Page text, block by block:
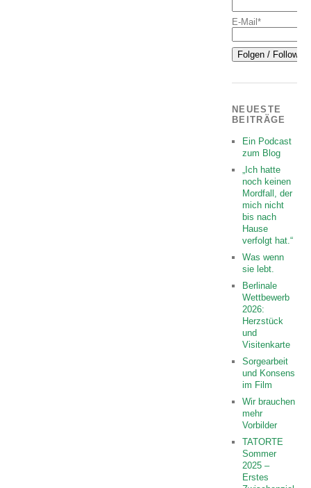
E-Mail*
NEUESTE
BEITRÄGE
Ein Podcast
zum Blog
„Ich hatte
noch keinen
Mordfall, der
mich nicht
bis nach
Hause
verfolgt hat.“
Was wenn
sie lebt.
Berlinale
Wettbewerb
2026:
Herzstück
und
Visitenkarte
Sorgearbeit
und Konsens
im Film
Wir brauchen
mehr
Vorbilder
TATORTE
Sommer
2025 –
Erstes